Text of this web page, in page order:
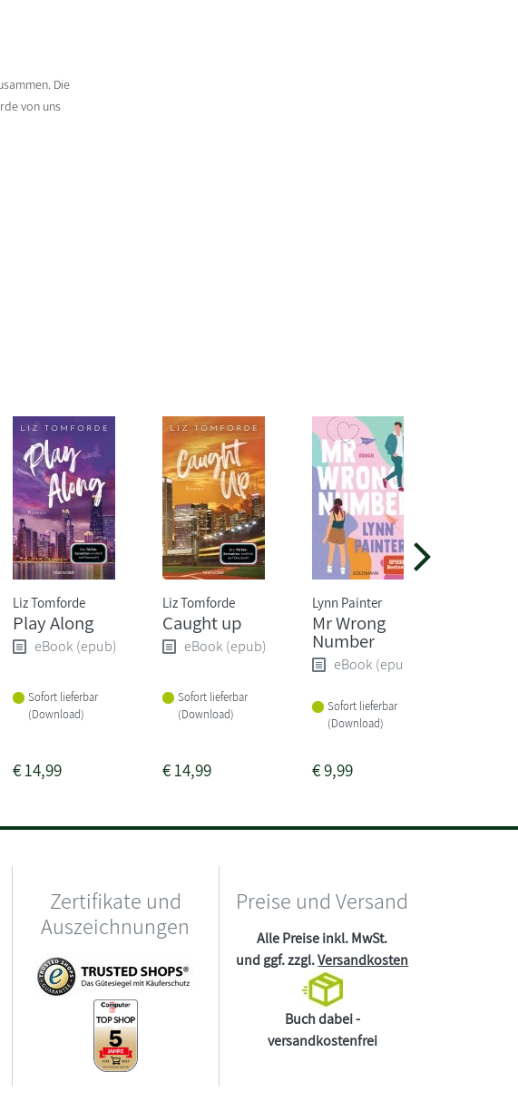
Die
von uns
Liz Tomforde
Play Along
eBook (epub)
Sofort lieferbar
(Download)
€14,99
Liz Tomforde
Caught up
eBook (epub)
Sofort lieferbar
(Download)
€14,99
Lynn Painter
Mr Wrong
Number
eBook (epub)
Sofort lieferbar
(Download)
€9,99
Zertifikate und
Auszeichnungen
Preise und Versand
Alle Preise inkl. MwSt.
und ggf. zzgl.Versandkosten
Buch dabei -
versandkostenfrei